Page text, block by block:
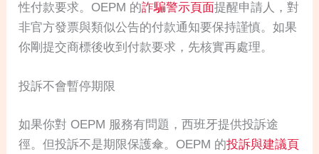
性付款要求。OEPM 的詐騙警示頁面提醒申請人，對
非官方發票與類似公告的付款通知要保持謹慎。如果
你剛提交商標後收到付款要求，先核實再處理。
投訴不會暫停期限
如果你對 OEPM 服務有問題，西班牙提供投訴途
徑。但投訴不是期限保護傘。OEPM 的投訴與建議頁